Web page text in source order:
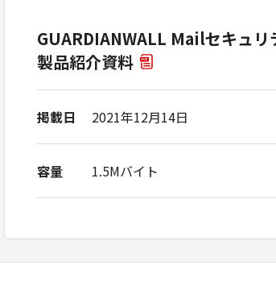
GUARDIANWALL Mailセキュリ
製品紹介資料
掲載日 2021年12月14日
容量 1.5Mバイト